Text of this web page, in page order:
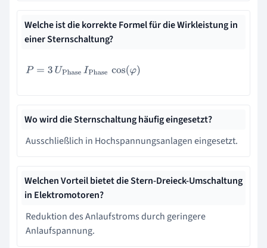
Welche ist die korrekte Formel für die Wirkleistung in
einer Sternschaltung?
P=3UPhaseIPhasecos(φ)
Wo wird die Sternschaltung häufig eingesetzt?
Ausschließlich in Hochspannungsanlagen eingesetzt.
Welchen Vorteil bietet die Stern-Dreieck-Umschaltung
in Elektromotoren?
Reduktion des Anlaufstroms durch geringere
Anlaufspannung.